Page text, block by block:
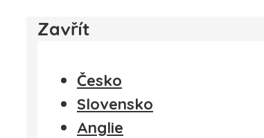
Zavřít
Česko
Slovensko
Anglie